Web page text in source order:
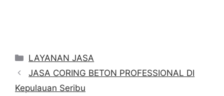
Categories
LAYANAN JASA
JASA CORING BETON PROFESSIONAL DI
Kepulauan Seribu